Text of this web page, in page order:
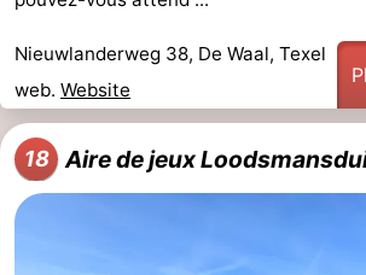
Nieuwlanderweg 38, De Waal, Texel
web. Website
18 Aire de jeux